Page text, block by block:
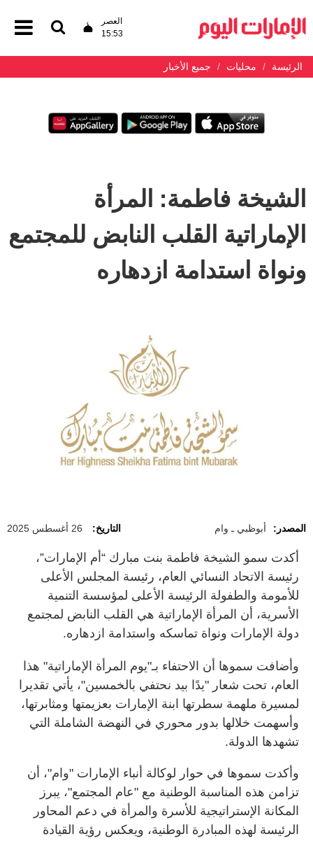
العصر
15:53
الرئيسة محليات جميع الأخبار
الشيخة فاطمة: المرأة
الإماراتية القلب النابض للمجتمع
ونواة استدامة ازدهاره
المصدر: أبوظبي ـ وام التاريخ: 26 أغسطس 2025
أكدت سمو الشيخة فاطمة بنت مبارك “أم الإمارات”،
رئيسة الاتحاد النسائي العام، رئيسة المجلس الأعلى
للأمومة والطفولة الرئيسة الأعلى لمؤسسة التنمية
الأسرية، أن المرأة الإماراتية هي القلب النابض لمجتمع
دولة الإمارات ونواة تماسكه واستدامة ازدهاره.
وأضافت سموها أن الاحتفاء بـ"يوم المرأة الإماراتية" هذا
العام، تحت شعار "يدًا بيد نحتفي بالخمسين"، يأتي تقديرا
لمسيرة ملهمة سطرتها ابنة الإمارات بعزيمتها ومثابرتها،
وأسهمت خلالها بدور محوري في النهضة الشاملة التي
تشهدها الدولة.
وأكدت سموها في حوار لوكالة أنباء الإمارات "وام"، أن
تزامن هذه المناسبة الوطنية مع "عام المجتمع"، يبرز
المكانة الإستراتيجية للأسرة والمرأة في دعم المحاور
الرئيسة لهذه المبادرة الوطنية، ويعكس رؤية القيادة